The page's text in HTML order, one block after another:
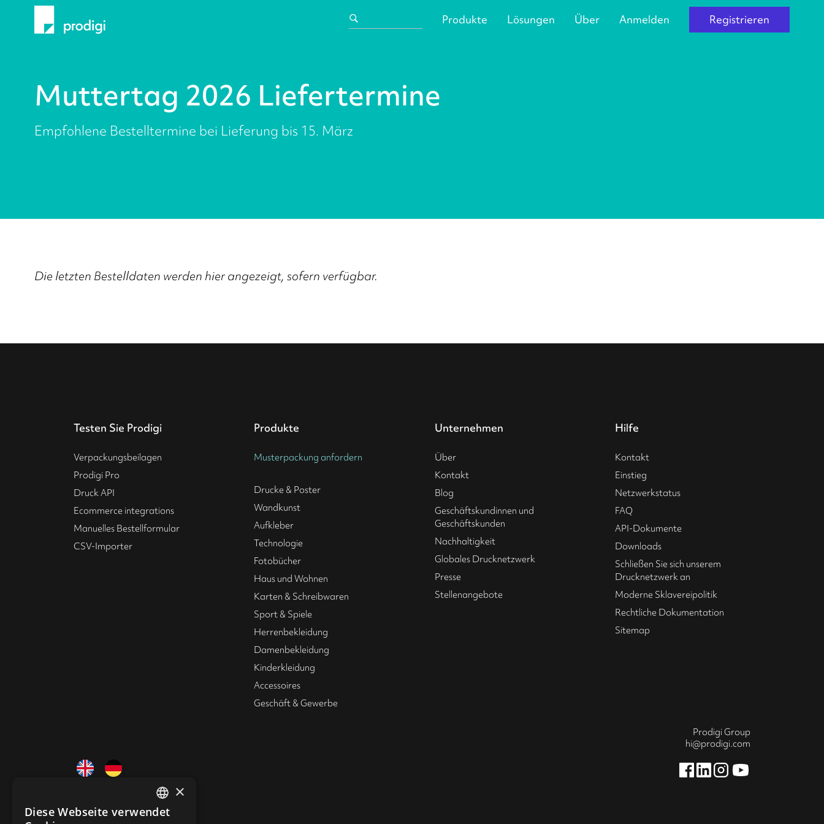
Produkte Lösungen Über Anmelden Registrieren
Muttertag 2026 Liefertermine
Empfohlene Bestelltermine bei Lieferung bis 15. März
Die letzten Bestelldaten werden hier angezeigt, sofern verfügbar.
Prodigi Group
hi@prodigi.com
Testen Sie Prodigi
Verpackungsbeilagen
Prodigi Pro
Druck API
Ecommerce integrations
Manuelles Bestellformular
CSV-Importer
Produkte
Musterpackung anfordern
Drucke & Poster
Wandkunst
Aufkleber
Technologie
Fotobücher
Haus und Wohnen
Karten & Schreibwaren
Sport & Spiele
Herrenbekleidung
Damenbekleidung
Kinderkleidung
Accessoires
Geschäft & Gewerbe
Unternehmen
Über
Kontakt
Blog
Geschäftskundinnen und
Geschäftskunden
Nachhaltigkeit
Globales Drucknetzwerk
Presse
Stellenangebote
Hilfe
Kontakt
Einstieg
Netzwerkstatus
FAQ
API-Dokumente
Downloads
Schließen Sie sich unserem
Drucknetzwerk an
Moderne Sklavereipolitik
Rechtliche Dokumentation
Sitemap
ENGLISH
×
Diese Webseite verwendet